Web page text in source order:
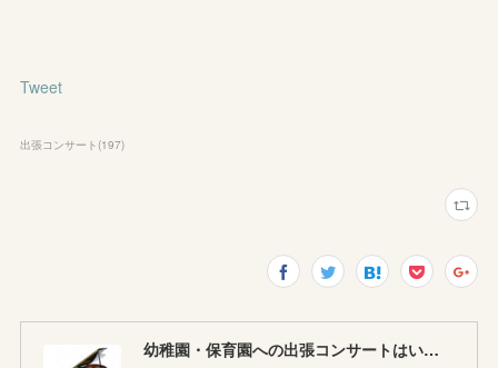
Tweet
出張コンサート (197)
幼稚園・保育園への出張コンサートはいかがですか♪